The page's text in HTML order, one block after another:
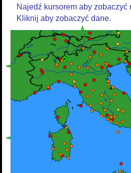
Najedź kursorem aby zobaczyć
Kliknij aby zobaczyć dane.